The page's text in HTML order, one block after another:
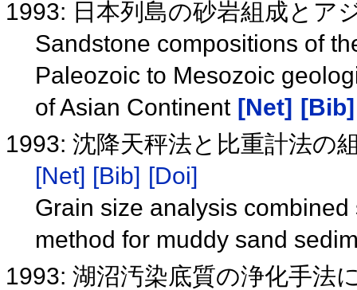
1993: 日本列島の砂岩組成とア
Sandstone compositions of
Paleozoic to Mesozoic
of Asian Continent [Net] [Bib]
1993: 沈降天秤法と比重計法の
[Net] [Bib] [Doi]
Grain size analysis
method for muddy sand
1993: 湖沼汚染底質の浄化手法